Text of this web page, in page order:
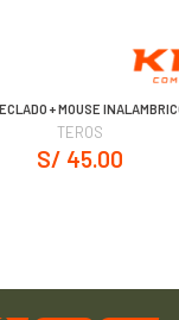
+ MOUSE
TEROS
S/ 45.00